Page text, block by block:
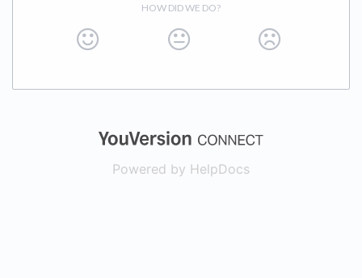
HOW DID WE DO?
(opens in a
Powered by HelpDocs